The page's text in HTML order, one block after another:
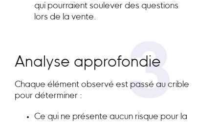
qui pourraient soulever des questions
lors de la vente.
3
Analyse approfondie
Chaque élément observé est passé au crible
pour déterminer :
Ce qui ne présente aucun risque pour la